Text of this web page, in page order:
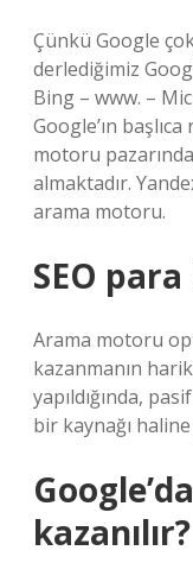
Çünkü Google
derlediğimiz
Bing – www. –
Google’ın
motoru
almaktadır.
arama motoru.
SEO para
Arama motoru
kazanmanın
yapıldığında,
bir kaynağı
kazanılır?